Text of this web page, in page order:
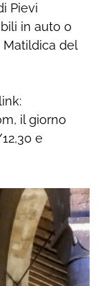
Pievi
in auto o
del
il giorno
e